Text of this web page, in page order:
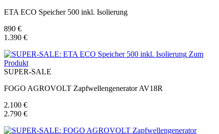
ETA ECO Speicher 500 inkl. Isolierung
890 €
1.390 €
Zum
Produkt
SUPER-SALE
FOGO AGROVOLT Zapfwellengenerator AV18R
2.100 €
2.790 €